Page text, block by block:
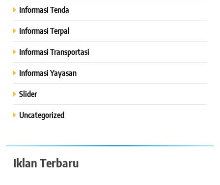
Informasi Tenda
Informasi Terpal
Informasi Transportasi
Informasi Yayasan
Slider
Uncategorized
Iklan Terbaru